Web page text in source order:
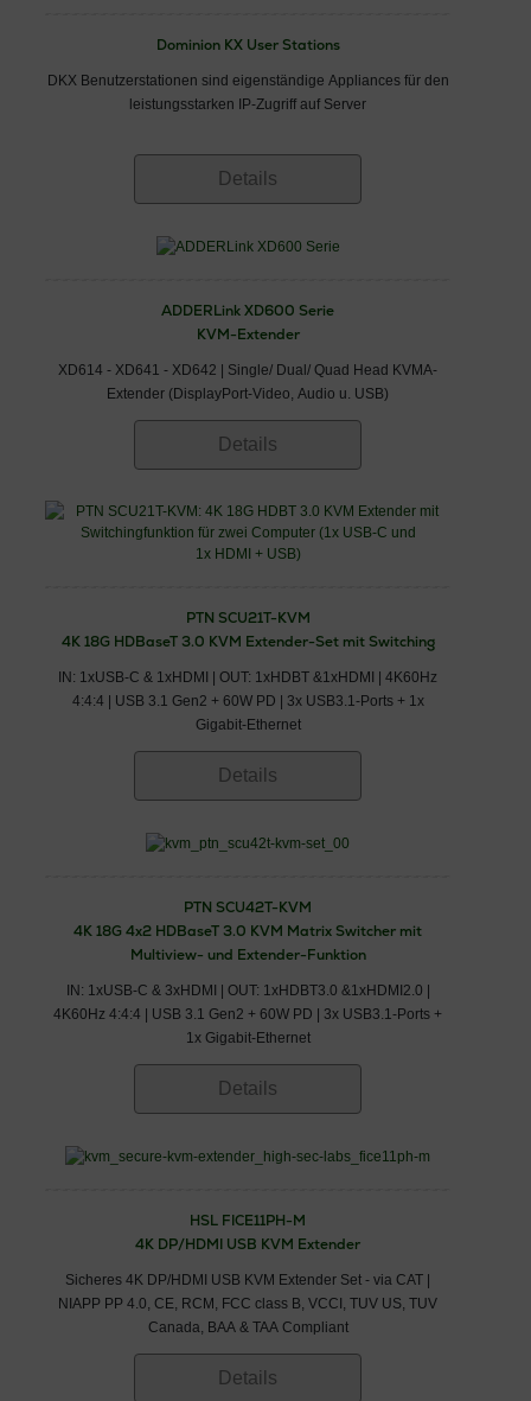
Dominion KX User Stations
DKX Benutzerstationen sind eigenständige Appliances für den
leistungsstarken IP-Zugriff auf Server
Details
ADDERLink XD600 Serie
KVM-Extender
XD614 - XD641 - XD642 | Single/ Dual/ Quad Head KVMA-
Extender (DisplayPort-Video, Audio u. USB)
Details
PTN SCU21T-KVM
4K 18G HDBaseT 3.0 KVM Extender-Set mit Switching
IN: 1xUSB-C & 1xHDMI | OUT: 1xHDBT &1xHDMI | 4K60Hz
4:4:4 | USB 3.1 Gen2 + 60W PD | 3x USB3.1-Ports + 1x
Gigabit-Ethernet
Details
PTN SCU42T-KVM
4K 18G 4x2 HDBaseT 3.0 KVM Matrix Switcher mit
Multiview- und Extender-Funktion
IN: 1xUSB-C & 3xHDMI | OUT: 1xHDBT3.0 &1xHDMI2.0 |
4K60Hz 4:4:4 | USB 3.1 Gen2 + 60W PD | 3x USB3.1-Ports +
1x Gigabit-Ethernet
Details
HSL FICE11PH-M
4K DP/HDMI USB KVM Extender
Sicheres 4K DP/HDMI USB KVM Extender Set - via CAT |
NIAPP PP 4.0, CE, RCM, FCC class B, VCCI, TUV US, TUV
Canada, BAA & TAA Compliant
Details